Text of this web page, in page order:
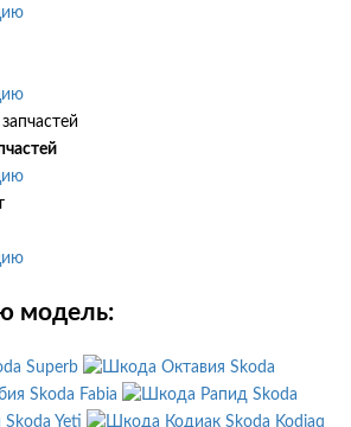
модель:
Superb
Skoda
Skoda Fabia
Skoda
Skoda Yeti
Skoda Kodiaq